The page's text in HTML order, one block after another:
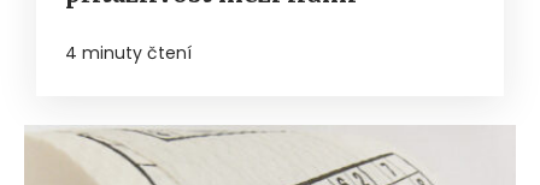
4 minuty čtení